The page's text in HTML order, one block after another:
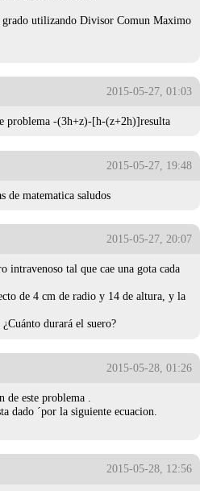
grado utilizando Divisor Comun Maximo
2015-05-27, 01:03
problema -(3h+z)-[h-(z+2h)]resulta
2015-05-27, 19:48
de matematica saludos
2015-05-27, 20:07
intravenoso tal que cae una gota cada
de 4 cm de radio y 14 de altura, y la
durará el suero?
2015-05-28, 01:26
este problema .
dado ´por la siguiente ecuacion.
2015-05-28, 12:56